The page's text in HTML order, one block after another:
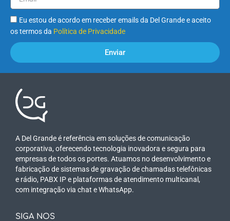
Eu estou de acordo em receber emails da Del Grande e aceito
os termos da Política de Privacidade
Enviar
A Del Grande é referência em soluções de comunicação
corporativa, oferecendo tecnologia inovadora e segura para
empresas de todos os portes. Atuamos no desenvolvimento e
fabricação de sistemas de gravação de chamadas telefônicas
e rádio, PABX IP e plataformas de atendimento multicanal,
com integração via chat e WhatsApp.
SIGA NOS